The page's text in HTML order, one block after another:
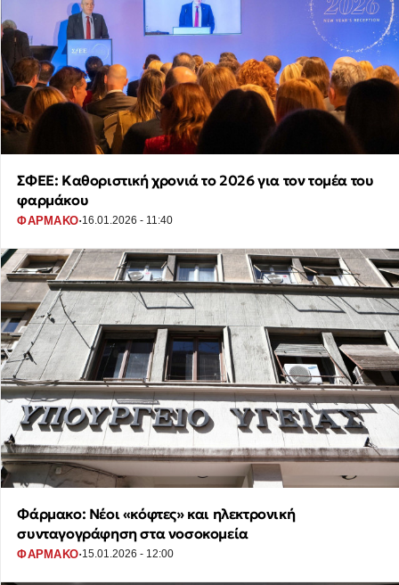
ΣΦΕΕ: Καθοριστική χρονιά το 2026 για τον τομέα του
φαρμάκου
ΦΑΡΜΑΚΟ·16.01.2026 - 11:40
Φάρμακο: Νέοι «κόφτες» και ηλεκτρονική
συνταγογράφηση στα νοσοκομεία
ΦΑΡΜΑΚΟ·15.01.2026 - 12:00